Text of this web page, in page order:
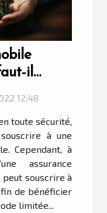
il
12:48
toute sécurité,
à une
Cependant, à
assurance
souscrire à
de bénéficier
limitée...